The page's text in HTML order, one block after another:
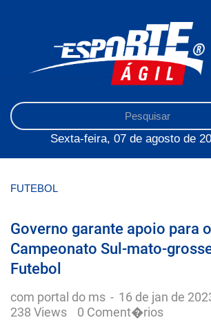
Sexta-feira, 07 de agosto de
FUTEBOL
Governo garante apoio para o
Campeonato Sul-mato-
Futebol
com portal do ms - 16 de jan de
238 Views
0 Coment�rios